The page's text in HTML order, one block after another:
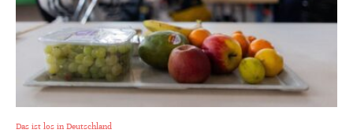
Das ist los in Deutschland